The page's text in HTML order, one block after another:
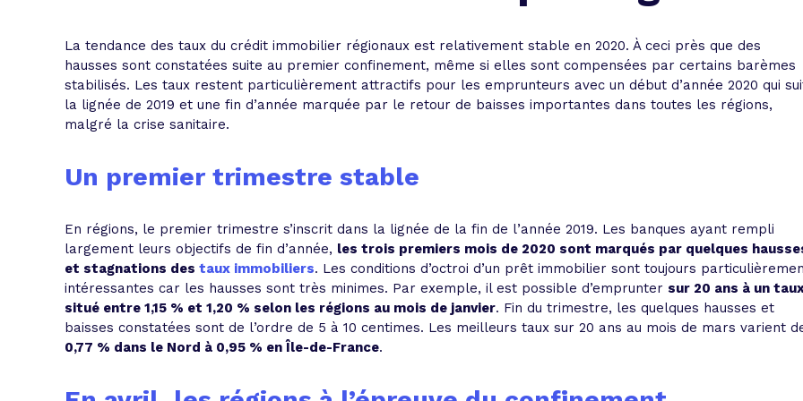
L'acte de vente et le remboursement
Tous les outils prêt immobilier
Toutes les simulations
Profitez de notre expertise au meilleur taux !
Toutes les simulations
Trouvez votre prêt conso au meilleur taux !
Bénéficiez de notre expertise en regroupement de crédits
La tendance des taux du crédit immobilier régionaux est relativement stable en 2020. À ceci près que des
hausses sont constatées suite au premier confinement, même si elles sont compensées par certains barèmes
stabilisés. Les taux restent particulièrement attractifs pour les emprunteurs avec un début d’année 2020 qui
la lignée de 2019 et une fin d’année marquée par le retour de baisses importantes dans toutes les régions,
malgré la crise sanitaire.
Un premier trimestre stable
En régions, le premier trimestre s’inscrit dans la lignée de la fin de l’année 2019. Les banques ayant rempli
largement leurs objectifs de fin d’année, les trois premiers mois de 2020 sont marqués par quelques
et stagnations des taux immobiliers. Les conditions d’octroi d’un prêt immobilier sont toujours
intéressantes car les hausses sont très minimes. Par exemple, il est possible d’emprunter sur 20 ans à un
situé entre 1,15 % et 1,20 % selon les régions au mois de janvier. Fin du trimestre, les quelques hausses et
baisses constatées sont de l’ordre de 5 à 10 centimes. Les meilleurs taux sur 20 ans au mois de mars varient
0,77 % dans le Nord à 0,95 % en Île-de-France.